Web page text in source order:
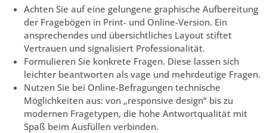
Achten Sie auf eine gelungene graphische Aufbereitung
der Fragebögen in Print- und Online-Version. Ein
ansprechendes und übersichtliches Layout stiftet
Vertrauen und signalisiert Professionalität.
Formulieren Sie konkrete Fragen. Diese lassen sich
leichter beantworten als vage und mehrdeutige Fragen.
Nutzen Sie bei Online-Befragungen technische
Möglichkeiten aus: von „responsive design“ bis zu
modernen Fragetypen, die hohe Antwortqualität mit
Spaß beim Ausfüllen verbinden.